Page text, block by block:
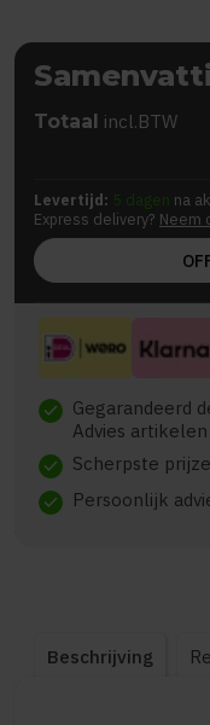
Totaal incl.BTW
Levertijd: 5 dagen na
Express delivery? Neem
check Gegarandeerd
Advies artikelen
check Scherpste
check Persoonlijk
Beschrijving